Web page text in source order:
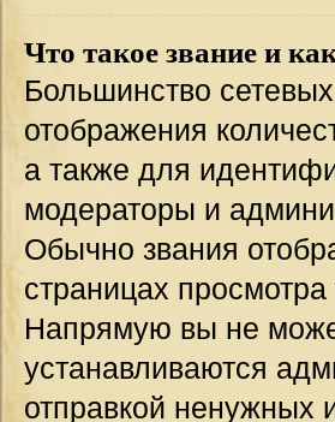
Что такое звание и
Большинство
отображения
а также для
модераторы и
Обычно звания
страницах
Напрямую вы не
устанавливаются
отправкой